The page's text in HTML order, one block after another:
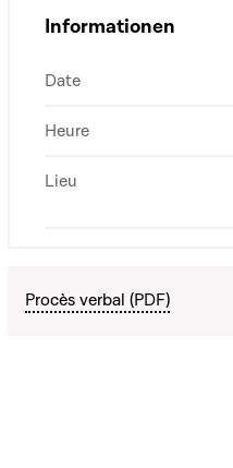
Informationen
Date
Heure
Lieu
Procès verbal (PDF)